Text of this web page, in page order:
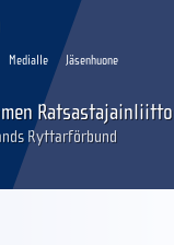
Medialle Jäsenhuone
Ratsastajainliitto
Ryttarförbund